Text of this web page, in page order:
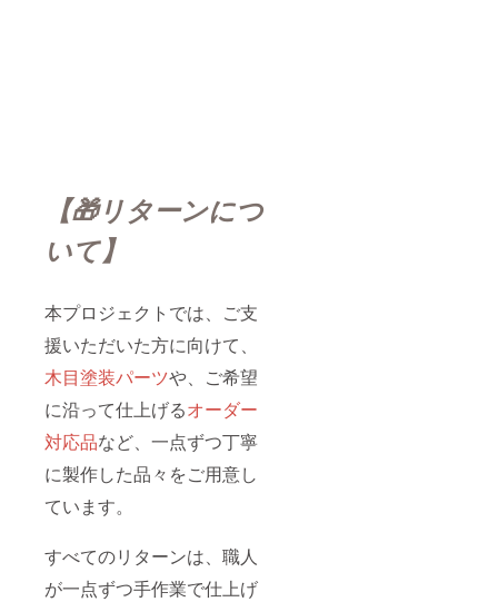
【🎁リターンにつ
いて】
本プロジェクトでは、ご支
援いただいた方に向けて、
木目塗装パーツや、ご希望
に沿って仕上げるオーダー
対応品など、一点ずつ丁寧
に製作した品々をご用意し
ています。
すべてのリターンは、職人
が一点ずつ手作業で仕上げ